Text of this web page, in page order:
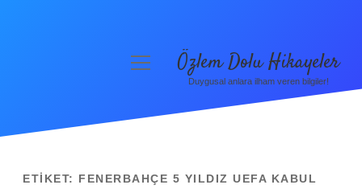
Gizlilik Politikası
menüyü
aç
Özlem Dolu Hikayeler
Duygusal anlara ilham veren bilgiler!
ETIKET: FENERBAHÇE 5 YILDIZ UEFA KABUL